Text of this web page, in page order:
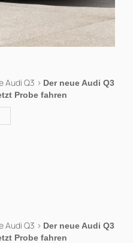
Audi Q3 > Der neue Audi Q3
Probe fahren
Audi Q3 > Der neue Audi Q3
Probe fahren